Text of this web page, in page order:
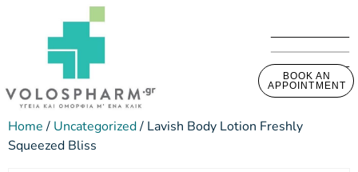
BOOK AN
APPOINTMENT
Home/ Uncategorized/ Lavish Body Lotion Freshly
Squeezed Bliss